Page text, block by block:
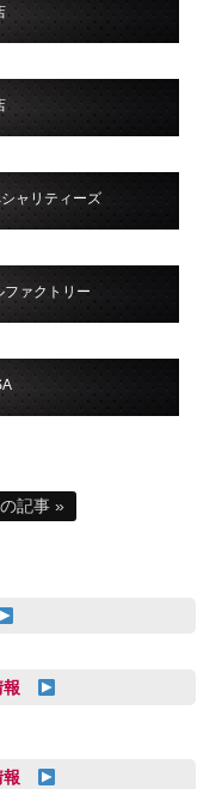
ャリティーズ
ファクトリー
記事 »
報
報